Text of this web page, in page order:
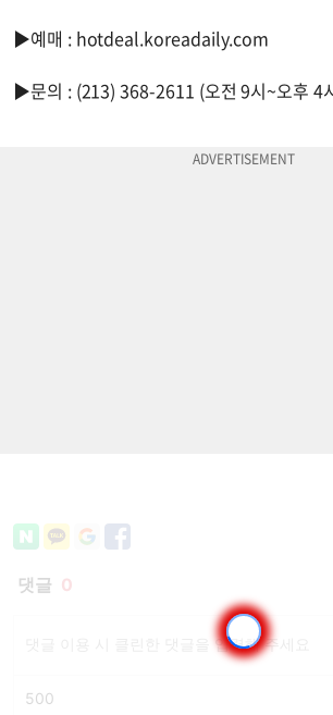
▶예매 : hotdeal.koreadaily.com
▶문의 : (213) 368-2611 (오전 9시~오후 4